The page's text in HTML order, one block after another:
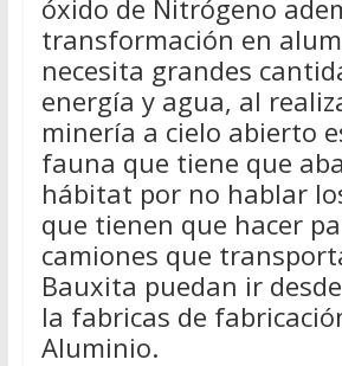
óxido de Nitrógeno
transformación en
necesita grandes
energía y agua, al
minería a cielo abierto
fauna que tiene que
hábitat por no hablar
que tienen que hacer
camiones que
Bauxita puedan ir
la fabricas de
Aluminio.